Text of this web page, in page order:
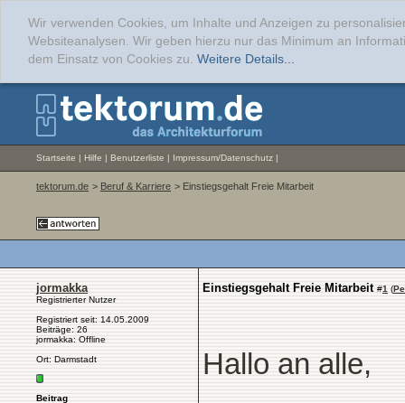
Wir verwenden Cookies, um Inhalte und Anzeigen zu
Websiteanalysen. Wir geben hierzu nur das Minimum an
dem Einsatz von Cookies zu. Weitere Details...
Startseite | Hilfe | Benutzerliste | Impressum/Datenschutz |
tektorum.de > Beruf & Karriere > Einstiegsgehalt Freie Mitarbeit
jormakka
Registrierter Nutzer
Registriert seit: 14.05.2009
Beiträge: 26
jormakka: Offline
Ort: Darmstadt
Beitrag
Einstiegsgehalt Freie Mitarbeit #1 (
Hallo an alle,